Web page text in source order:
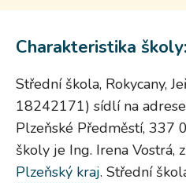
Charakteristika školy:
Střední škola, Rokycany,
18242171) sídlí na
Plzeňské Předměstí, 337
školy je Ing. Irena Vostrá,
Plzeňský kraj. Střední